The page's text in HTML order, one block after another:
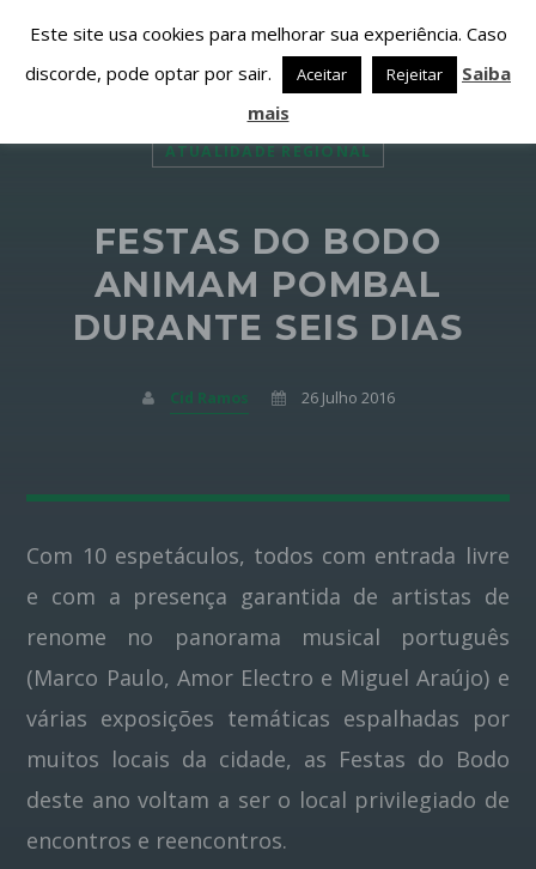
PESQUISAR NESTE WEBSITE:
PARTILHAR ESTA PÁGINA EM:
Pinterest
ATUALIDADE REGIONAL
FESTAS DO BODO
ANIMAM POMBAL
DURANTE SEIS DIAS
Cid Ramos 26 Julho 2016
Com 10 espetáculos, todos com entrada livre
e com a presença garantida de artistas de
renome no panorama musical português
(Marco Paulo, Amor Electro e Miguel Araújo) e
várias exposições temáticas espalhadas por
muitos locais da cidade, as Festas do Bodo
deste ano voltam a ser o local privilegiado de
encontros e reencontros.
Este site usa cookies para melhorar sua experiência. Caso
discorde, pode optar por sair.
Aceitar Rejeitar
Saiba
mais